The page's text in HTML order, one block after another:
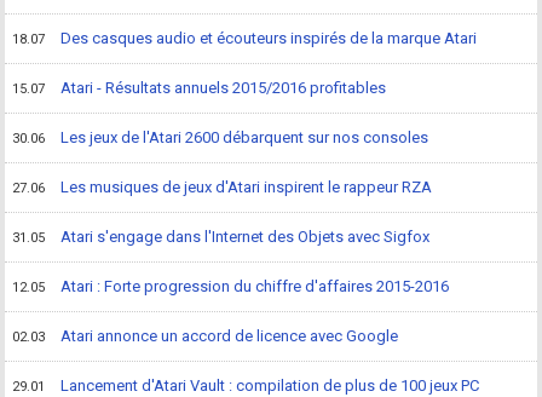
18.07 Des casques audio et écouteurs inspirés de la marque Atari
15.07 Atari - Résultats annuels 2015/2016 profitables
30.06 Les jeux de l'Atari 2600 débarquent sur nos consoles
27.06 Les musiques de jeux d'Atari inspirent le rappeur RZA
31.05 Atari s'engage dans l'Internet des Objets avec Sigfox
12.05 Atari : Forte progression du chiffre d'affaires 2015-2016
02.03 Atari annonce un accord de licence avec Google
29.01 Lancement d'Atari Vault : compilation de plus de 100 jeux PC